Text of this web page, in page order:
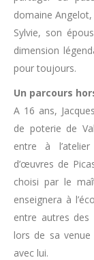
domaine
Sylvie, son
dimension
pour toujours.
Un parcours
A 16 ans,
de poterie de
entre à
d’œuvres de
choisi par le
enseignera à
entre autres
lors de sa
avec lui.